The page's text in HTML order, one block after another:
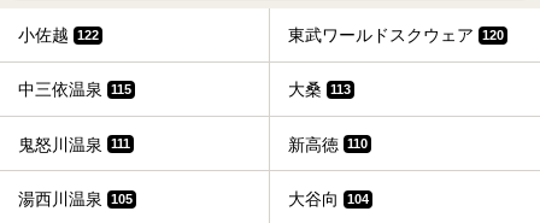
小佐越 122 東武ワールドスクウェア 120
中三依温泉 115 大桑 113
鬼怒川温泉 111 新高徳 110
湯西川温泉 105 大谷向 104